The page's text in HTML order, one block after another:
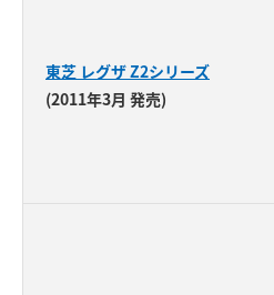
東芝 レグザ Z2シリーズ
(2011年3月 発売)